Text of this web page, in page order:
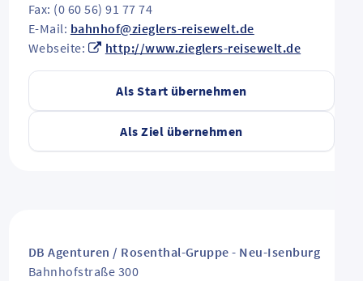
Als Start übernehmen
Als Ziel übernehmen
Fax: (0 60 56) 91 77 74
E-Mail: bahnhof@zieglers-reisewelt.de
Webseite:
http://www.zieglers-reisewelt.de
DB Agenturen / Rosenthal-Gruppe - Neu-Isenburg
Bahnhofstraße 300